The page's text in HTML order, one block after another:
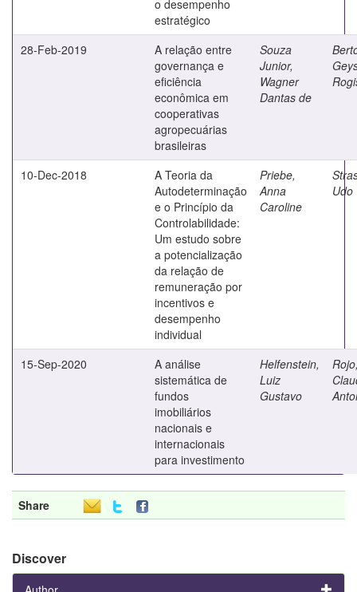
o desempenho
estratégico
28-Feb-2019
A relação entre
governança e
eficiência
econômica em
cooperativas
agropecuárias
brasileiras
Souza
Junior,
Wagner
Dantas de
10-Dec-2018
A Teoria da
Autodeterminação
e o Princípio da
Controlabilidade:
Um estudo sobre
a potencialização
da relação de
remuneração por
incentivos e
desempenho
individual
Priebe,
Anna
Caroline
Udo
15-Sep-2020
A análise
sistemática de
fundos
imobiliários
nacionais e
internacionais
para investimento
Helfenstein,
Luiz
Gustavo
Share
Discover